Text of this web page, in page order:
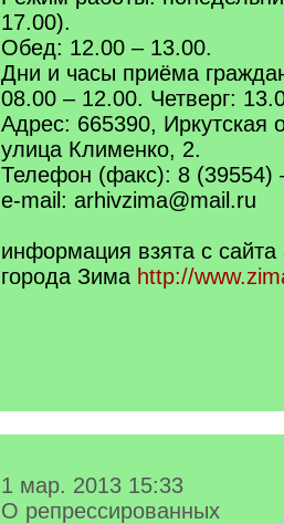
17.00).
Обед: 12.00 – 13.00.
Дни и часы приёма
08.00 – 12.00. Четверг:
Адрес: 665390, Иркутская
улица Клименко, 2.
Телефон (факс): 8 (39554)
e-mail: arhivzima@mail.ru
информация взята с
города Зима http://
1 мар. 2013 15:33
О репрессированных